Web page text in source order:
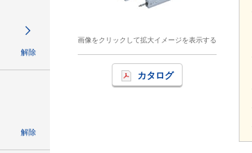
解除
解除
画像をクリックして拡大イメージを表示する
カタログ